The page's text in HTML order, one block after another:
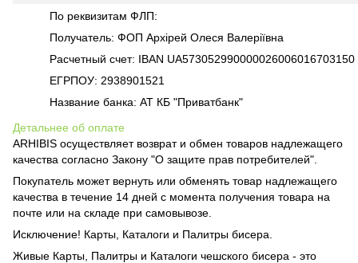
По реквизитам ФЛП:
Получатель: ФОП Архірей Олеся Валеріївна
Расчетный счет: IBAN UA573052990000026006016703150
ЕГРПОУ: 2938901521
Название банка: АТ КБ "Приватбанк"
Детальнее об оплате
ARHIBIS осуществляет возврат и обмен товаров надлежащего
качества согласно Закону "О защите прав потребителей".
Покупатель может вернуть или обменять товар надлежащего
качества в течение 14 дней с момента получения товара на
почте или на складе при самовывозе.
Исключение! Карты, Каталоги и Палитры бисера.
Живые Карты, Палитры и Каталоги чешского бисера - это